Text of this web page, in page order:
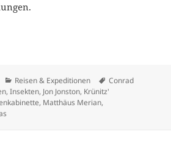
Kategorien
Reisen & Expeditionen Schlagwörter
Conrad
,Insekten, Jon Jonston, Krünitz'
, Matthäus Merian,